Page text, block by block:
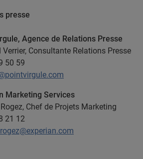
presse
Agence de Relations Presse
Verrier, Consultante Relations Presse
50 59
Marketing Services
Chef de Projets Marketing
21 12